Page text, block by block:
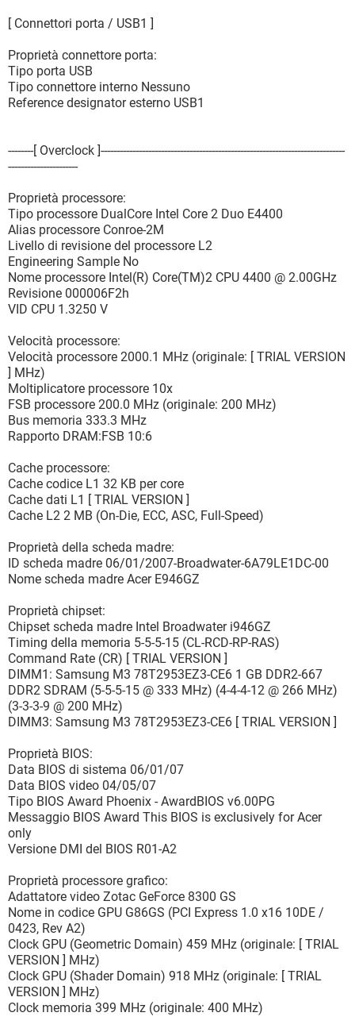
[ Connettori porta / USB1 ]
Proprietà connettore porta:
Tipo porta USB
Tipo connettore interno Nessuno
Reference designator esterno USB1
--------[ Overclock ]-----------------------------------------------------------------------------
----------------------
Proprietà processore:
Tipo processore DualCore Intel Core 2 Duo E4400
Alias processore Conroe-2M
Livello di revisione del processore L2
Engineering Sample No
Nome processore Intel(R) Core(TM)2 CPU 4400 @ 2.00GHz
Revisione 000006F2h
VID CPU 1.3250 V
Velocità processore:
Velocità processore 2000.1 MHz (originale: [ TRIAL VERSION
] MHz)
Moltiplicatore processore 10x
FSB processore 200.0 MHz (originale: 200 MHz)
Bus memoria 333.3 MHz
Rapporto DRAM:FSB 10:6
Cache processore:
Cache codice L1 32 KB per core
Cache dati L1 [ TRIAL VERSION ]
Cache L2 2 MB (On-Die, ECC, ASC, Full-Speed)
Proprietà della scheda madre:
ID scheda madre 06/01/2007-Broadwater-6A79LE1DC-00
Nome scheda madre Acer E946GZ
Proprietà chipset:
Chipset scheda madre Intel Broadwater i946GZ
Timing della memoria 5-5-5-15 (CL-RCD-RP-RAS)
Command Rate (CR) [ TRIAL VERSION ]
DIMM1: Samsung M3 78T2953EZ3-CE6 1 GB DDR2-667
DDR2 SDRAM (5-5-5-15 @ 333 MHz) (4-4-4-12 @ 266 MHz)
(3-3-3-9 @ 200 MHz)
DIMM3: Samsung M3 78T2953EZ3-CE6 [ TRIAL VERSION ]
Proprietà BIOS:
Data BIOS di sistema 06/01/07
Data BIOS video 04/05/07
Tipo BIOS Award Phoenix - AwardBIOS v6.00PG
Messaggio BIOS Award This BIOS is exclusively for Acer
only
Versione DMI del BIOS R01-A2
Proprietà processore grafico:
Adattatore video Zotac GeForce 8300 GS
Nome in codice GPU G86GS (PCI Express 1.0 x16 10DE /
0423, Rev A2)
Clock GPU (Geometric Domain) 459 MHz (originale: [ TRIAL
VERSION ] MHz)
Clock GPU (Shader Domain) 918 MHz (originale: [ TRIAL
VERSION ] MHz)
Clock memoria 399 MHz (originale: 400 MHz)